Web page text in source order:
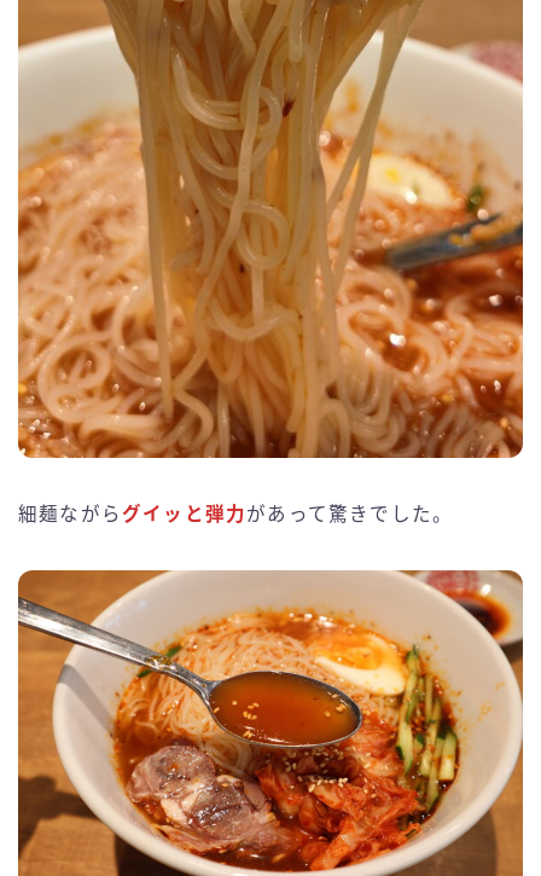
細麺ながらグイッと弾力があって驚きでした。